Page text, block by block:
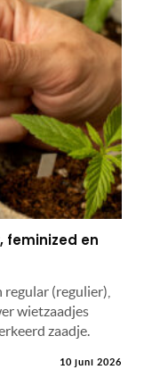
feminized en
(regulier),
wietzaadjes
zaadje.
10 juni 2026